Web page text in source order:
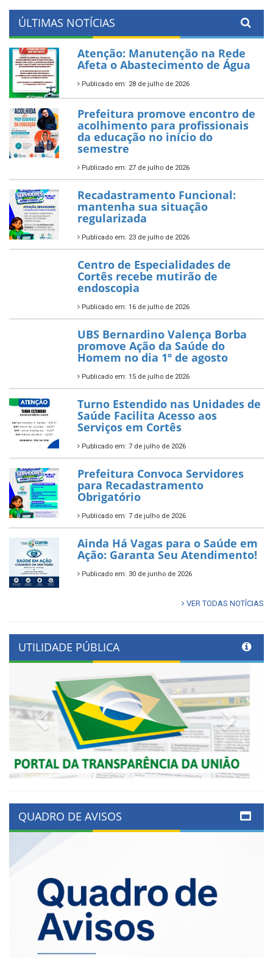
ÚLTIMAS NOTÍCIAS
Atenção: Manutenção na Rede
Afeta o Abastecimento de Água
Publicado em: 28 de julho de 2026
Prefeitura promove encontro de
acolhimento para profissionais
da educação no início do
semestre
Publicado em: 27 de julho de 2026
Recadastramento Funcional:
mantenha sua situação
regularizada
Publicado em: 23 de julho de 2026
Centro de Especialidades de
Cortês recebe mutirão de
endoscopia
Publicado em: 16 de julho de 2026
UBS Bernardino Valença Borba
promove Ação da Saúde do
Homem no dia 1º de agosto
Publicado em: 15 de julho de 2026
Turno Estendido nas Unidades de
Saúde Facilita Acesso aos
Serviços em Cortês
Publicado em: 7 de julho de 2026
Prefeitura Convoca Servidores
para Recadastramento
Obrigatório
Publicado em: 7 de julho de 2026
Ainda Há Vagas para o Saúde em
Ação: Garanta Seu Atendimento!
Publicado em: 30 de junho de 2026
VER TODAS NOTÍCIAS
UTILIDADE PÚBLICA
Previous
QUADRO DE AVISOS